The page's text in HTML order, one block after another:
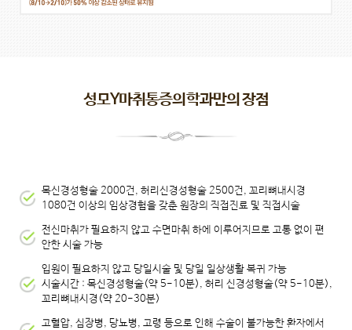
성모Y마취통증의학과만의 장점
목신경성형술 2000건, 허리신경성형술 2500건, 꼬리뼈내시경
1080건 이상의 임상경험을 갖춘 원장의 직접진료 및 직접시술
전신마취가 필요하지 않고 수면마취 하에 이루어지므로 고통 없이 편
안한 시술 가능
입원이 필요하지 않고 당일시술 및 당일 일상생활 복귀 가능
시술시간 : 목신경성형술(약 5-10분), 허리 신경성형술(약 5-10분),
꼬리뼈내시경(약 20-30분)
고혈압, 심장병, 당뇨병, 고령 등으로 인해 수술이 불가능한 환자에서